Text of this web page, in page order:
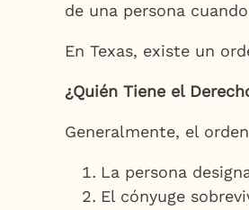
de una persona
En Texas, existe un
¿Quién Tiene el
Generalmente, el
La persona
El cónyuge